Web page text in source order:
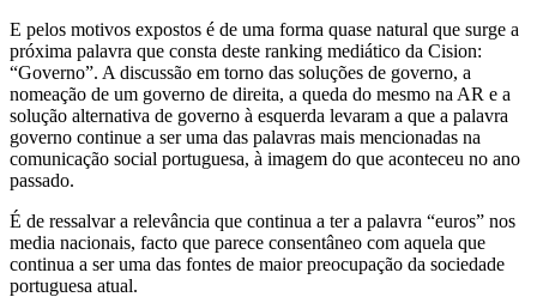
E pelos motivos expostos é de uma forma quase natural que surge a
próxima palavra que consta deste ranking mediático da Cision:
“Governo”. A discussão em torno das soluções de governo, a
nomeação de um governo de direita, a queda do mesmo na AR e a
solução alternativa de governo à esquerda levaram a que a palavra
governo continue a ser uma das palavras mais mencionadas na
comunicação social portuguesa, à imagem do que aconteceu no ano
passado.
É de ressalvar a relevância que continua a ter a palavra “euros” nos
media nacionais, facto que parece consentâneo com aquela que
continua a ser uma das fontes de maior preocupação da sociedade
portuguesa atual.